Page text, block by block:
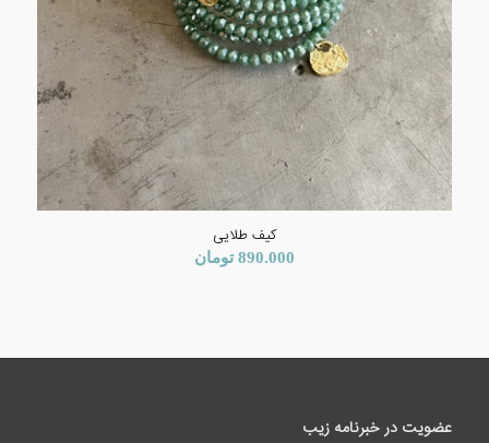
کیف طلایی
890.000 تومان
عضویت در خبرنامه زیب